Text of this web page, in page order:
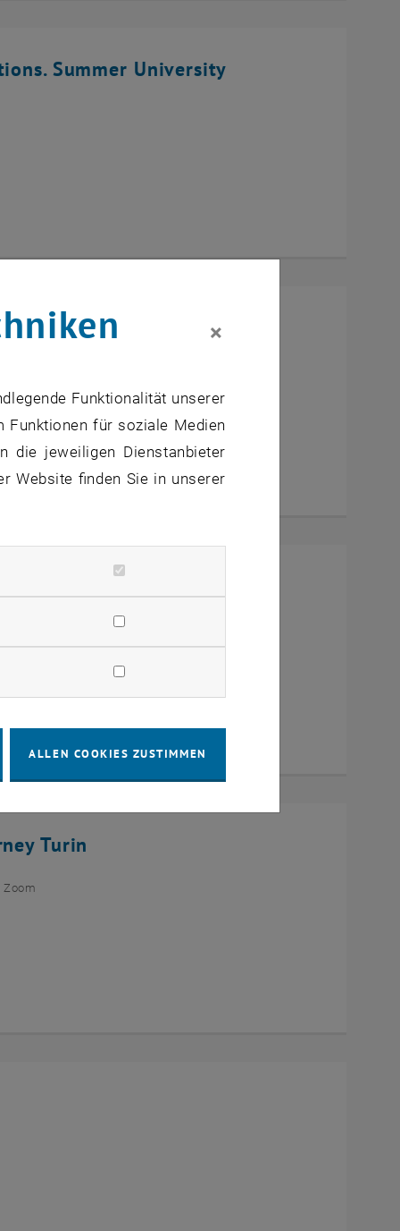
Summer University
Turin
Zoom
×
Funktionalität unserer
Funktionen für soziale Medien
die jeweiligen Dienstanbieter
Website finden Sie in unserer
ALLEN COOKIES ZUSTIMMEN